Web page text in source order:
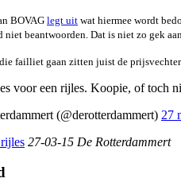
BOVAGlegt uit wat hiermee wordt
niet beantwoorden. Dat is niet zo gek
failliet gaan zitten juist de
voor een rijles. Koopie, of toch
(@derotterdammert) 27
27-03-15 De Rotterdammert